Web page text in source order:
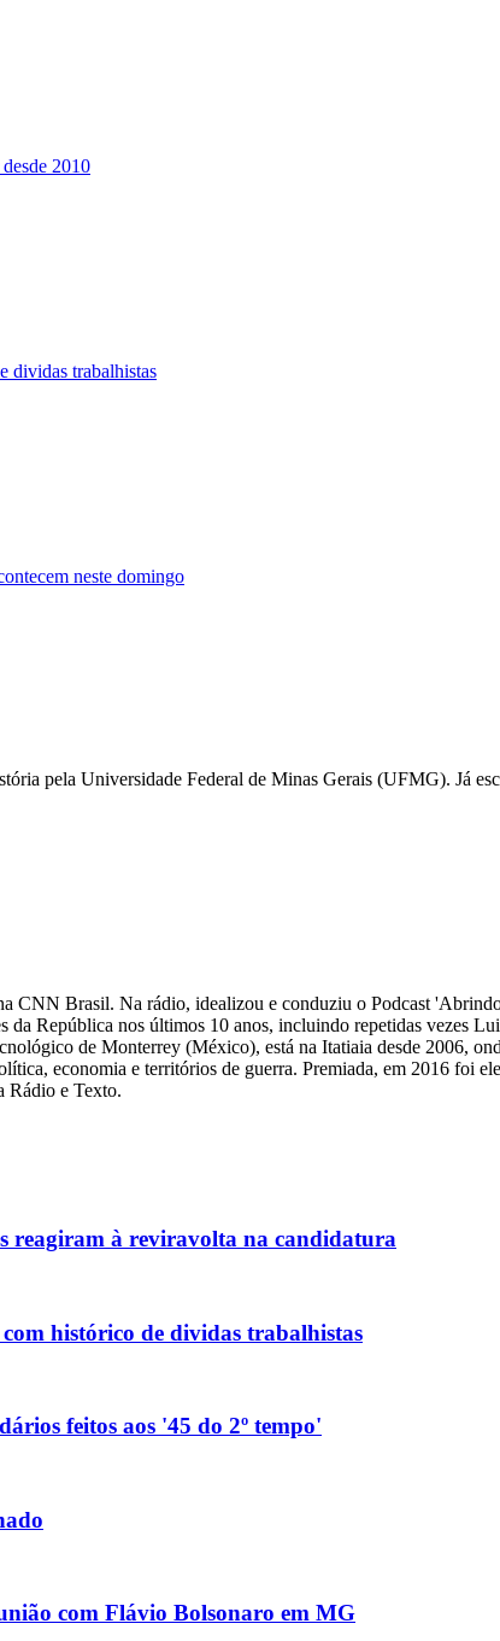
2010
dividas trabalhistas
neste domingo
pela Universidade Federal de Minas Gerais (UFMG). Já
CNN Brasil. Na rádio, idealizou e conduziu o Podcast
da República nos últimos 10 anos, incluindo repetidas vezes
de Monterrey (México), está na Itatiaia desde 2006,
economia e territórios de guerra. Premiada, em 2016 foi
Rádio e Texto.
reagiram à reviravolta na candidatura
histórico de dividas trabalhistas
feitos aos '45 do 2º tempo'
com Flávio Bolsonaro em MG